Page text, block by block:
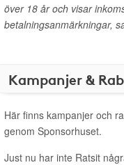
över 18 år och visar
betalningsanmärkningar,
Kampanjer &
Här finns kampanjer och
genom Sponsorhuset.
Just nu har inte Ratsit